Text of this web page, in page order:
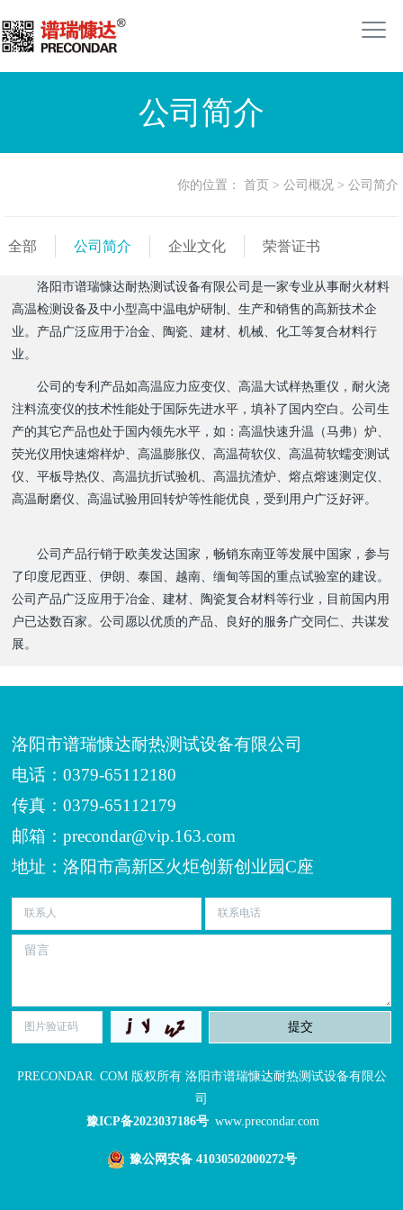
公司简介
你的位置： 首页 > 公司概况 > 公司简介
全部 公司简介 企业文化 荣誉证书
洛阳市谱瑞慷达耐热测试设备有限公司是一家专业从事耐火材料
高温检测设备及中小型高中温电炉研制、生产和销售的高新技术企
业。产品广泛应用于冶金、陶瓷、建材、机械、化工等复合材料行
业。
公司的专利产品如高温应力应变仪、高温大试样热重仪，耐火浇
注料流变仪的技术性能处于国际先进水平，填补了国内空白。公司生
产的其它产品也处于国内领先水平，如：高温快速升温（马弗）炉、
荧光仪用快速熔样炉、高温膨胀仪、高温荷软仪、高温荷软蠕变测试
仪、平板导热仪、高温抗折试验机、高温抗渣炉、熔点熔速测定仪、
高温耐磨仪、高温试验用回转炉等性能优良，受到用户广泛好评。
公司产品行销于欧美发达国家，畅销东南亚等发展中国家，参与
了印度尼西亚、伊朗、泰国、越南、缅甸等国的重点试验室的建设。
公司产品广泛应用于冶金、建材、陶瓷复合材料等行业，目前国内用
户已达数百家。公司愿以优质的产品、良好的服务广交同仁、共谋发
展。
洛阳市谱瑞慷达耐热测试设备有限公司
电话：0379-65112180
传真：0379-65112179
邮箱：precondar@vip.163.com
地址：洛阳市高新区火炬创新创业园C座
PRECONDAR. COM 版权所有 洛阳市谱瑞慷达耐热测试设备有限公
司
豫ICP备2023037186号 www.precondar.com
豫公网安备 41030502000272号